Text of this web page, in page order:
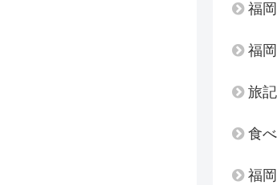
福
福
旅
食
福